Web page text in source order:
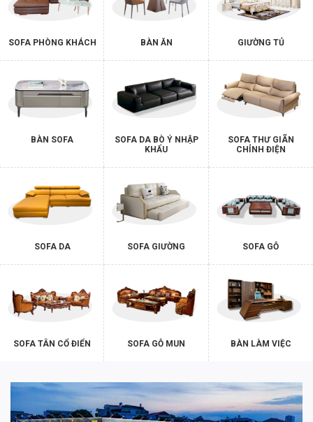
SOFA PHÒNG KHÁCH BÀN ĂN GIƯỜNG TỦ
BÀN SOFA
SOFA DA BÒ Ý NHẬP
KHẨU
SOFA THƯ GIÃN
CHỈNH ĐIỆN
SOFA DA SOFA GIƯỜNG SOFA GỖ
SOFA TÂN CỔ ĐIỂN SOFA GỖ MUN BÀN LÀM VIỆC